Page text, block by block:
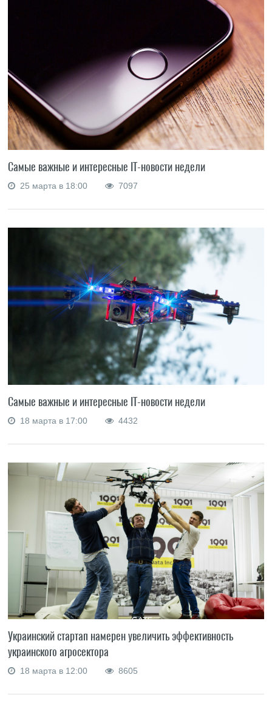
Самые важные и интересные IT-новости недели
25 марта в 18:00 7097
Самые важные и интересные IT-новости недели
18 марта в 17:00 4432
Украинский стартап намерен увеличить эффективность
украинского агросектора
18 марта в 12:00 8605